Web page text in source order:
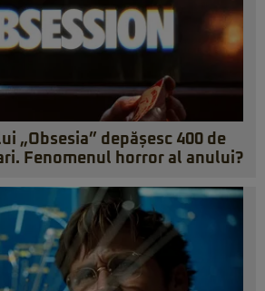
„Obsesia” depășesc 400 de
Fenomenul horror al anului?